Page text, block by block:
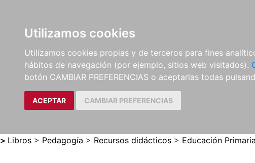
Utilizamos cookies
Utilizamos cookies propias y de terceros para fines
hábitos de navegación (por ejemplo, sitios web visitados).
botón CAMBIAR PREFERENCIAS o aceptarlas todas
ACEPTAR CAMBIAR PREFERENCIAS
LIBROS
MÉTODOS Y
EJERCICIOS
PARTITURAS Y EDICIONES
CRÍTICAS
> Libros > Pedagogía > Recursos didácticos > Educación